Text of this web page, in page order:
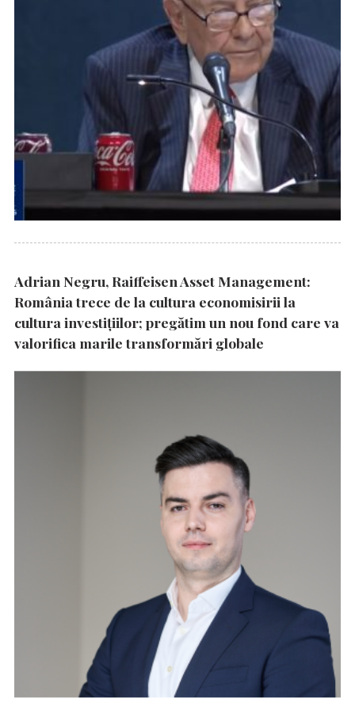
Adrian Negru, Raiffeisen Asset Management:
România trece de la cultura economisirii la
cultura investițiilor; pregătim un nou fond care va
valorifica marile transformări globale